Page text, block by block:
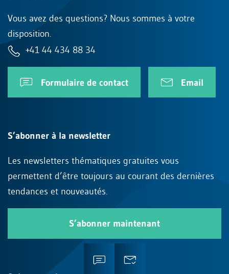
Vous avez des questions? Nous sommes à votre
disposition.
+41 44 434 88 34
Formulaire de contact Email
S’abonner à la newsletter
Les newsletters thématiques gratuites vous
permettent d’être toujours au courant des dernières
tendances et nouveautés.
S’abonner maintenant